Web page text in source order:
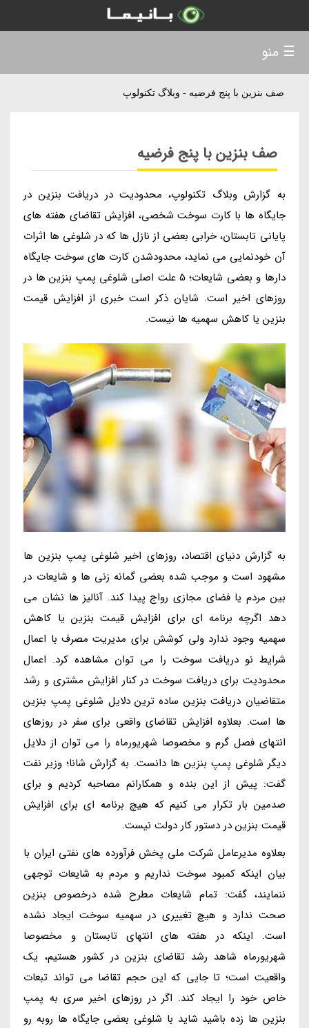
صف بنزین با پنج فرضیه - وبلاگ تکنولوپ
صف بنزین با پنج فرضیه
به گزارش وبلاگ تکنولوپ، محدودیت در دریافت بنزین در
جایگاه ها با کارت سوخت شخصی، افزایش تقاضای هفته های
پایانی تابستان، خرابی بعضی از نازل ها که در شلوغی ها اثرات
آن خودنمایی می نماید، محدودشدن کارت های سوخت جایگاه
دارها و بعضی شایعات؛ 5 علت اصلی شلوغی پمپ بنزین ها در
روزهای اخیر است. شایان ذکر است خبری از افزایش قیمت
بنزین یا کاهش سهمیه ها نیست.
به گزارش دنیای اقتصاد، روزهای اخیر شلوغی پمپ بنزین ها
مشهود است و موجب شده بعضی گمانه زنی ها و شایعات در
بین مردم یا فضای مجازی رواج پیدا کند. آنالیز ها نشان می
دهد اگرچه برنامه ای برای افزایش قیمت بنزین یا کاهش
سهمیه وجود ندارد ولی کوشش برای مدیریت مصرف با اعمال
شرایط نو دریافت سوخت را می توان مشاهده کرد. اعمال
محدودیت برای دریافت سوخت در کنار افزایش مشتری و رشد
متقاضیان دریافت بنزین ساده ترین دلایل شلوغی پمپ بنزین
ها است. بعلاوه افزایش تقاضای واقعی برای سفر در روزهای
انتهای فصل گرم و مخصوصا شهریورماه را می توان از دلایل
دیگر شلوغی پمپ بنزین ها دانست. به گزارش شانا؛ وزیر نفت
گفت: پیش از این بنده و همکارانم مصاحبه کردیم و برای
صدمین بار تکرار می کنیم که هیچ برنامه ای برای افزایش
قیمت بنزین در دستور کار دولت نیست.
بعلاوه مدیرعامل شرکت ملی پخش فرآورده های نفتی ایران با
بیان اینکه کمبود سوخت نداریم و مردم به شایعات توجهی
ننمایند، گفت: تمام شایعات مطرح شده درخصوص بنزین
صحت ندارد و هیچ تغییری در سهمیه سوخت ایجاد نشده
است. اینکه در هفته های انتهای تابستان و مخصوصا
شهریورماه شاهد رشد تقاضای بنزین در کشور هستیم، یک
واقعیت است؛ تا جایی که این حجم تقاضا می تواند تبعات
خاص خود را ایجاد کند. اگر در روزهای اخیر سری به پمپ
بنزین ها زده باشید شاید با شلوغی بعضی جایگاه ها روبه رو
☰ منو